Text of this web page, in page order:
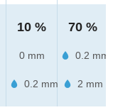
10 %
0 mm
0.2 mm
70 %
0.2 mm
2 mm